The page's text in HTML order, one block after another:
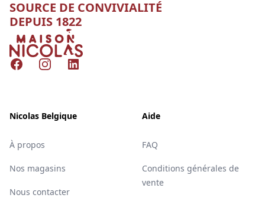
SOURCE DE CONVIVIALITÉ
DEPUIS 1822
Nicolas
FacebookInstagramLinkedIn
Nicolas Belgique
À propos
Nos magasins
Nous contacter
Aide
FAQ
Conditions générales de
vente